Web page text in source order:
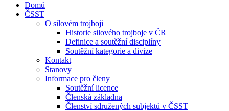
Domů
ČSST
O silovém trojboji
Historie silového trojboje v ČR
Definice a soutěžní disciplíny
Soutěžní kategorie a divize
Kontakt
Stanovy
Informace pro členy
Soutěžní licence
Členská základna
Členství sdružených subjektů v ČSST